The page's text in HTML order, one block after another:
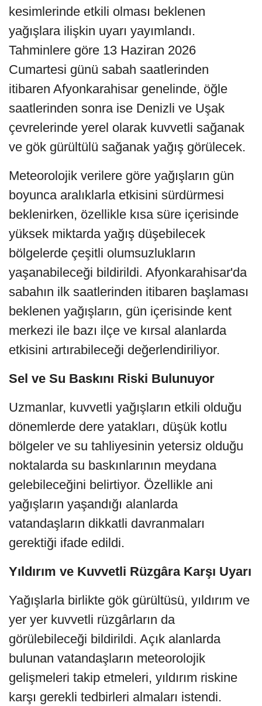
kesimlerinde etkili olması beklenen
yağışlara ilişkin uyarı yayımlandı.
Tahminlere göre 13 Haziran 2026
Cumartesi günü sabah saatlerinden
itibaren Afyonkarahisar genelinde, öğle
saatlerinden sonra ise Denizli ve Uşak
çevrelerinde yerel olarak kuvvetli sağanak
ve gök gürültülü sağanak yağış görülecek.
Meteorolojik verilere göre yağışların gün
boyunca aralıklarla etkisini sürdürmesi
beklenirken, özellikle kısa süre içerisinde
yüksek miktarda yağış düşebilecek
bölgelerde çeşitli olumsuzlukların
yaşanabileceği bildirildi. Afyonkarahisar'da
sabahın ilk saatlerinden itibaren başlaması
beklenen yağışların, gün içerisinde kent
merkezi ile bazı ilçe ve kırsal alanlarda
etkisini artırabileceği değerlendiriliyor.
Sel ve Su Baskını Riski Bulunuyor
Uzmanlar, kuvvetli yağışların etkili olduğu
dönemlerde dere yatakları, düşük kotlu
bölgeler ve su tahliyesinin yetersiz olduğu
noktalarda su baskınlarının meydana
gelebileceğini belirtiyor. Özellikle ani
yağışların yaşandığı alanlarda
vatandaşların dikkatli davranmaları
gerektiği ifade edildi.
Yıldırım ve Kuvvetli Rüzgâra Karşı Uyarı
Yağışlarla birlikte gök gürültüsü, yıldırım ve
yer yer kuvvetli rüzgârların da
görülebileceği bildirildi. Açık alanlarda
bulunan vatandaşların meteorolojik
gelişmeleri takip etmeleri, yıldırım riskine
karşı gerekli tedbirleri almaları istendi.